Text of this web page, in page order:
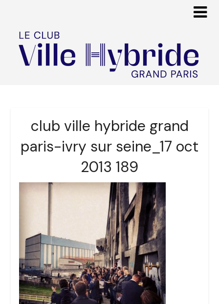
club ville hybride grand
paris-ivry sur seine_17 oct
2013 189